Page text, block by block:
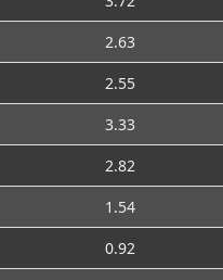
2.63
2.55
3.33
2.82
1.54
0.92